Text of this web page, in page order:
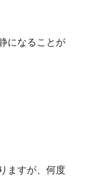
になることが
ますが、何度